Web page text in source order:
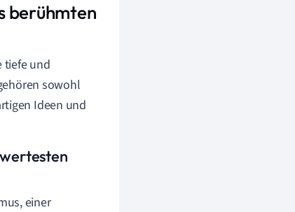
berühmten
tiefe und
sowohl
Ideen und
einer